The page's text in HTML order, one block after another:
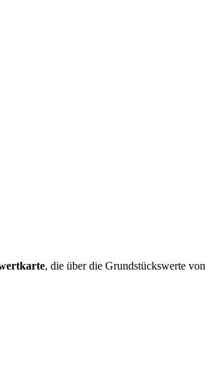
, die über die Grundstückswerte von